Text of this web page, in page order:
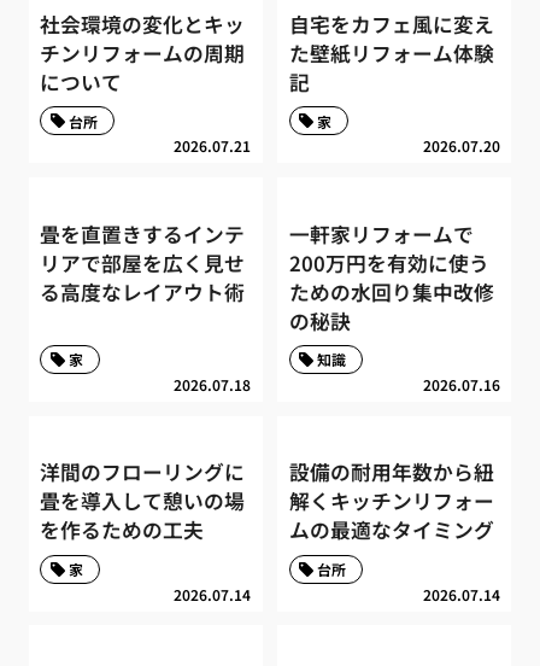
社会環境の変化とキッ
チンリフォームの周期
について
2026.07.21
台所
自宅をカフェ風に変え
た壁紙リフォーム体験
記
2026.07.20
家
畳を直置きするインテ
リアで部屋を広く見せ
る高度なレイアウト術
2026.07.18
家
一軒家リフォームで
200万円を有効に使う
ための水回り集中改修
の秘訣
2026.07.16
知識
洋間のフローリングに
畳を導入して憩いの場
を作るための工夫
2026.07.14
家
設備の耐用年数から紐
解くキッチンリフォー
ムの最適なタイミング
2026.07.14
台所